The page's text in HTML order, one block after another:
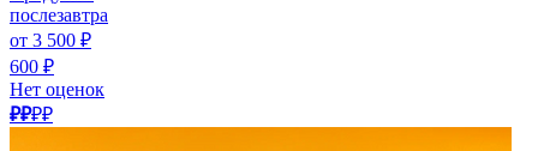
послезавтра
от 3 500 ₽
600 ₽
Нет оценок
₽₽₽₽